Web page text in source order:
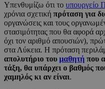
Υπενθυμίζω ότι το υπουργείο
χρόνια σχετική πρόταση για
οργανώσεις και τους
στασιμότητας που θα αφορά
όχι τον αριθμό απουσιών),
στα Λύκεια. Η πρόταση
απολυτήριο του μαθητή που
τάξη, θα υπάρχει ο βαθμός
χαμηλός κι αν είναι.